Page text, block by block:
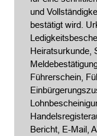
und
bestätigt wird.
Heiratsurkunde,
Führerschein,
Bericht, E-Mail,